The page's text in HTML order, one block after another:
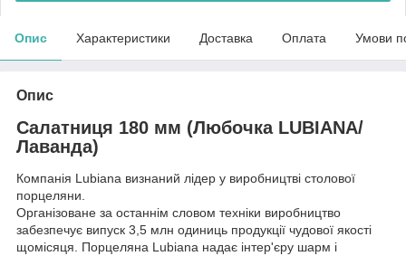
Опис Характеристики Доставка Оплата Умови
Опис
Салатниця 180 мм (Любочка LUBIANA/
Лаванда)
Компанія Lubiana визнаний лідер у виробництві столової
порцеляни.
Організоване за останнім словом техніки виробництво
забезпечує випуск 3,5 млн одиниць продукції чудової якості
щомісяця. Порцеляна Lubiana надає інтер'єру шарм і